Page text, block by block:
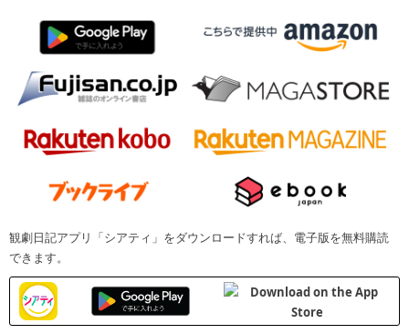
観劇日記アプリ「シアティ」をダウンロードすれば、電子版を無料購読
できます。